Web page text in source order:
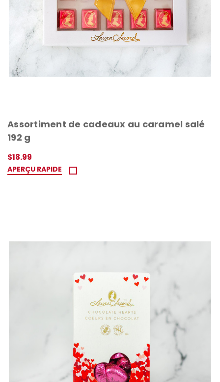
Assortiment de cadeaux au caramel salé
192 g
$18.99
APERÇU RAPIDE